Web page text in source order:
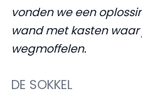
vonden we een
wand met kasten
wegmoffelen.
DE SOKKEL